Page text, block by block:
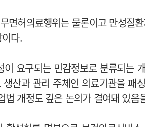
면허의료행위는 물론이고 만성질
다.
요구되는 민감정보로 분류되는
산과 관리 주체인 의료기관을 패
법 개정도 깊은 논의가 결여돼 있음